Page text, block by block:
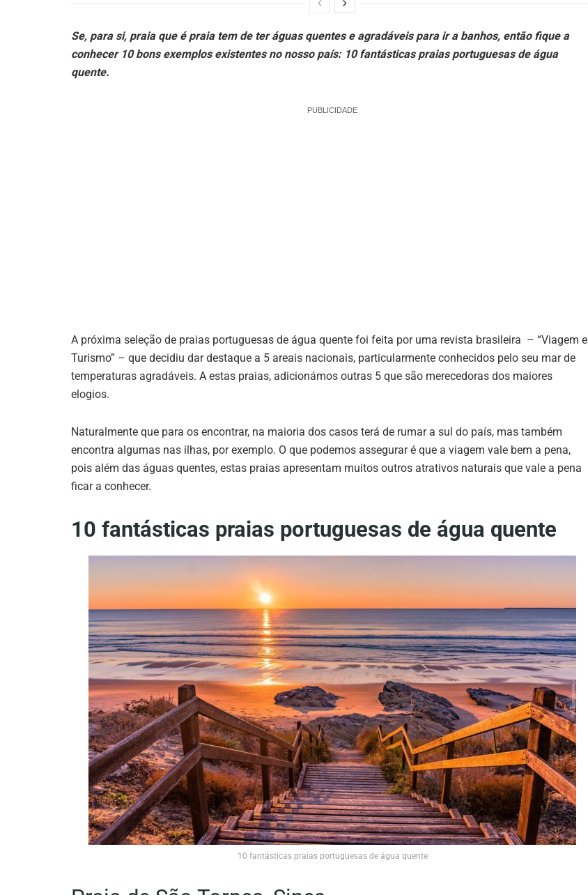
Se, para si, praia que é praia tem de ter águas quentes e agradáveis para ir a banhos, então fique a
conhecer 10 bons exemplos existentes no nosso país: 10 fantásticas praias portuguesas de água
quente.
PUBLICIDADE
A próxima seleção de praias portuguesas de água quente foi feita por uma revista brasileira – “Viagem e
Turismo” – que decidiu dar destaque a 5 areais nacionais, particularmente conhecidos pelo seu mar de
temperaturas agradáveis. A estas praias, adicionámos outras 5 que são merecedoras dos maiores
elogios.
Naturalmente que para os encontrar, na maioria dos casos terá de rumar a sul do país, mas também
encontra algumas nas ilhas, por exemplo. O que podemos assegurar é que a viagem vale bem a pena,
pois além das águas quentes, estas praias apresentam muitos outros atrativos naturais que vale a pena
ficar a conhecer.
10 fantásticas praias portuguesas de água quente
10 fantásticas praias portuguesas de água quente